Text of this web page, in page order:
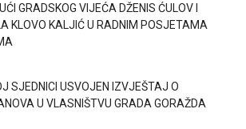
GRADSKOG VIJEĆA DŽENIS ĆULOV I
KLOVO KALJIĆ U RADNIM POSJETAMA
SJEDNICI USVOJEN IZVJEŠTAJ O
U VLASNIŠTVU GRADA GORAŽDA